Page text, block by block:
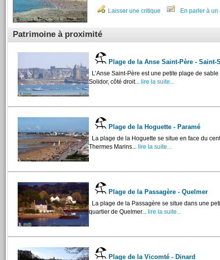
Laisser une critique En parler à un
Patrimoine à proximité
Plage de la Anse Saint-Père - Saint-
L’Anse Saint-Père est une petite plage de
Solidor, côté droit... lire la suite...
Plage de la Hoguette - Paramé
La plage de la Hoguette se situe en face du
Thermes Marins... lire la suite...
Plage de la Passagère - Quelmer
La plage de la Passagère se situe dans une
quartier de Quelmer... lire la suite...
Plage de la Vicomté - Dinard